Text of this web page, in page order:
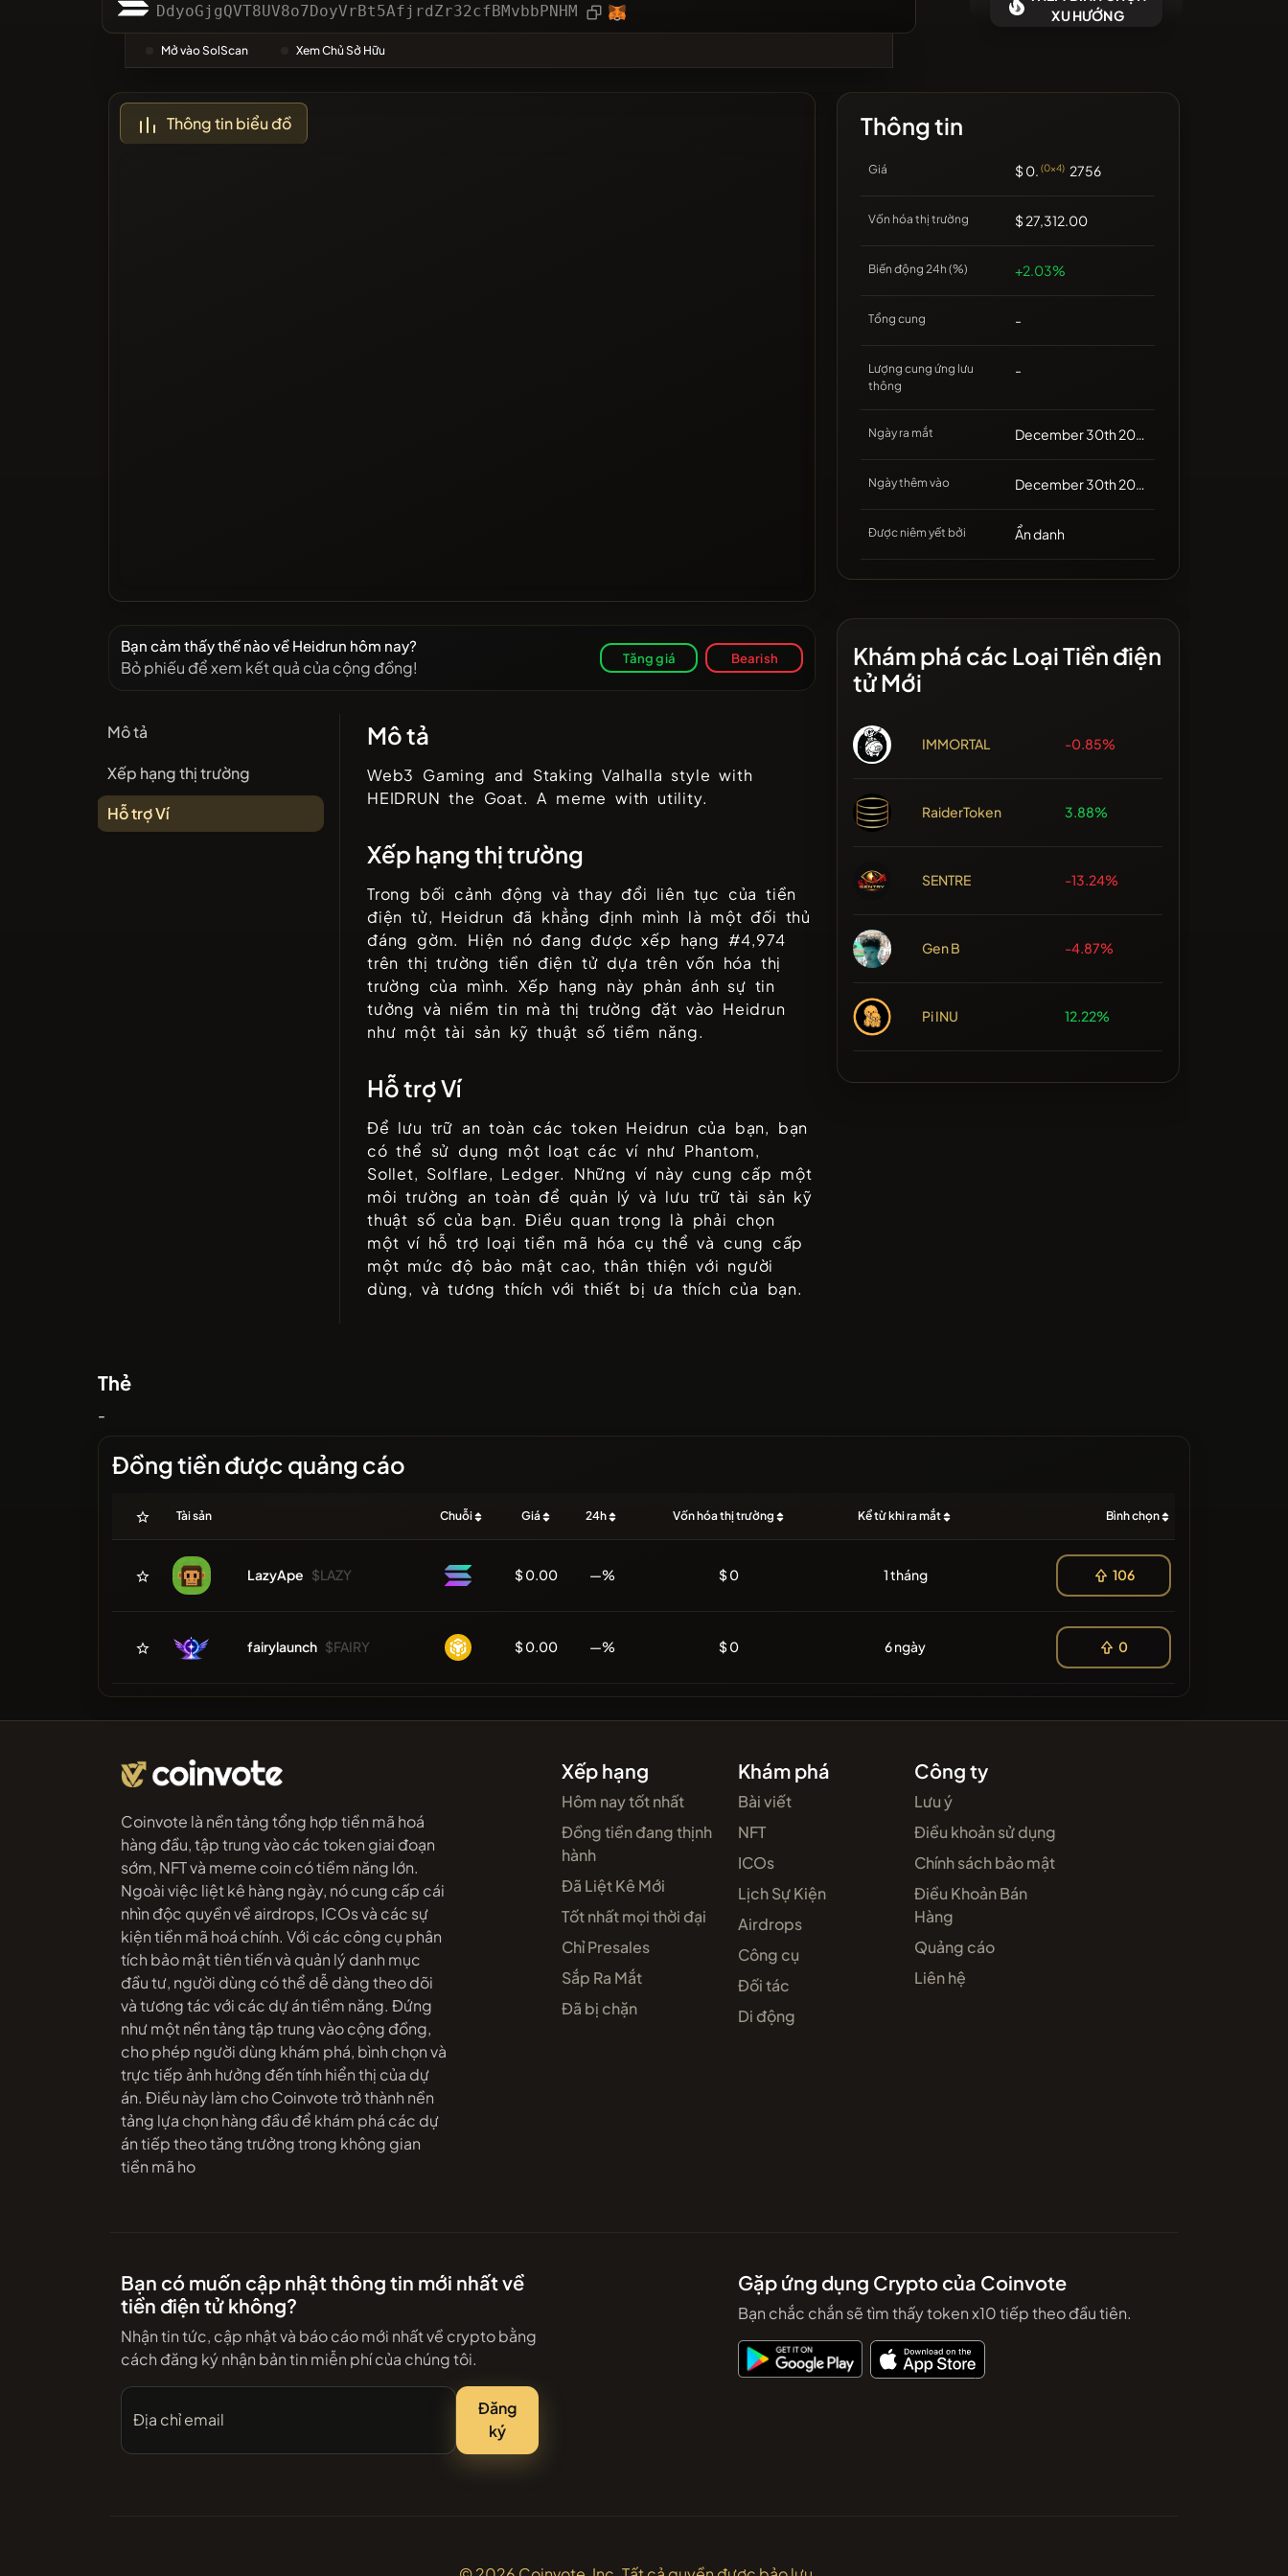
Danh mục
Được Bình Chọn Nhiều Nhất
❌Không có đồng tiền mới gần đây
DdyoGjgQVT8UV8o7DoyVrBt5AfjrdZr32cfBMvbbPNHM
Mở vào SolScan Xem Chủ Sở Hữu
XU HƯỚNG
Thông tin biểu đồ
Bạn cảm thấy thế nào về Heidrun hôm nay?
Bỏ phiếu để xem kết quả của cộng đồng! Tăng giá Bearish
Mô tả
Xếp hạng thị trường
Hỗ trợ Ví
Mô tả
Web3 Gaming and Staking Valhalla style with
HEIDRUN the Goat. A meme with utility.
Xếp hạng thị trường
Trong bối cảnh động và thay đổi liên tục của tiền
điện tử, Heidrun đã khẳng định mình là một đối thủ
đáng gờm. Hiện nó đang được xếp hạng #4,974
trên thị trường tiền điện tử dựa trên vốn hóa thị
trường của mình. Xếp hạng này phản ánh sự tin
tưởng và niềm tin mà thị trường đặt vào Heidrun
như một tài sản kỹ thuật số tiềm năng.
Hỗ trợ Ví
Để lưu trữ an toàn các token Heidrun của bạn, bạn
có thể sử dụng một loạt các ví như Phantom,
Sollet, Solflare, Ledger. Những ví này cung cấp một
môi trường an toàn để quản lý và lưu trữ tài sản kỹ
thuật số của bạn. Điều quan trọng là phải chọn
một ví hỗ trợ loại tiền mã hóa cụ thể và cung cấp
một mức độ bảo mật cao, thân thiện với người
dùng, và tương thích với thiết bị ưa thích của bạn.
Thông tin
Giá $ 0. (0x4) 2756
Vốn hóa thị trường $ 27,312.00
Biến động 24h (%) +2.03%
Tổng cung -
Lượng cung ứng lưu
thông
-
Ngày ra mắt December 30th 2024, 20:31
Ngày thêm vào December 30th 2024, 15:33
Được niêm yết bởi Ẩn danh
Khám phá các Loại Tiền điện
tử Mới
IMMORTAL -0.85%
RaiderToken 3.88%
SENTRE -13.24%
Gen B -4.87%
Pi INU 12.22%
Thẻ
-
Đồng tiền được quảng cáo
Tài sản Chuỗi Giá 24h Vốn hóa thị trường Kể từ khi ra mắt Bình chọn
LazyApe $LAZY $ 0.00 —% $ 0 1 tháng 106
fairylaunch $FAIRY $ 0.00 —% $ 0 6 ngày 0
Coinvote là nền tảng tổng hợp tiền mã hoá
hàng đầu, tập trung vào các token giai đoạn
sớm, NFT và meme coin có tiềm năng lớn.
Ngoài việc liệt kê hàng ngày, nó cung cấp cái
nhìn độc quyền về airdrops, ICOs và các sự
kiện tiền mã hoá chính. Với các công cụ phân
tích bảo mật tiên tiến và quản lý danh mục
đầu tư, người dùng có thể dễ dàng theo dõi
và tương tác với các dự án tiềm năng. Đứng
như một nền tảng tập trung vào cộng đồng,
cho phép người dùng khám phá, bình chọn và
trực tiếp ảnh hưởng đến tính hiển thị của dự
án. Điều này làm cho Coinvote trở thành nền
tảng lựa chọn hàng đầu để khám phá các dự
án tiếp theo tăng trưởng trong không gian
tiền mã ho
Xếp hạng
Hôm nay tốt nhất
Đồng tiền đang thịnh
hành
Đã Liệt Kê Mới
Tốt nhất mọi thời đại
Chỉ Presales
Sắp Ra Mắt
Đã bị chặn
Khám phá
Bài viết
NFT
ICOs
Lịch Sự Kiện
Airdrops
Công cụ
Đối tác
Di động
Công ty
Lưu ý
Điều khoản sử dụng
Chính sách bảo mật
Điều Khoản Bán
Hàng
Quảng cáo
Liên hệ
Bạn có muốn cập nhật thông tin mới nhất về
tiền điện tử không?
Nhận tin tức, cập nhật và báo cáo mới nhất về crypto bằng
cách đăng ký nhận bản tin miễn phí của chúng tôi.
Địa chỉ email
Đăng
ký
Gặp ứng dụng Crypto của Coinvote
Bạn chắc chắn sẽ tìm thấy token x10 tiếp theo đầu tiên.